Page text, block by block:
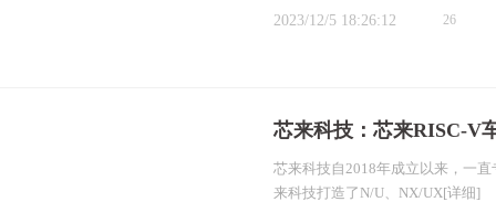
2023/12/5 18:26:12 26
芯来科技：芯来RISC-V
芯来科技自2018年成立以来，一
来科技打造了N/U、NX/UX[详细]